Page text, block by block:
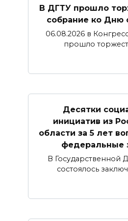
В ДГТУ прошло
собрание ко Дню
06.08.2026 в
прошло
Десятки
инициатив из
области за 5 лет
федеральные
В Государственной
состоялось